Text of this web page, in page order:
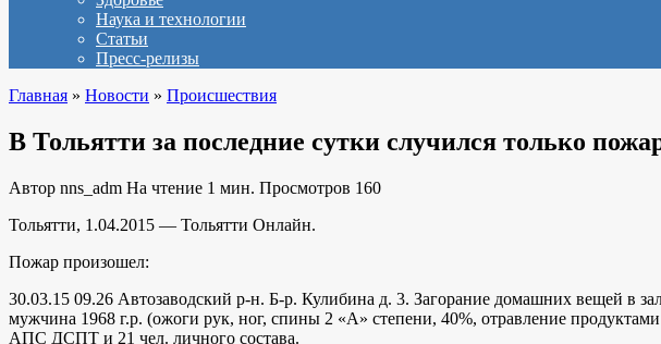
Наука и технологии
Статьи
Пресс-релизы
Главная » Новости » Происшествия
В Тольятти за последние сутки случился только
Автор nns_adm На чтение 1 мин. Просмотров 160
Тольятти, 1.04.2015 — Тольятти Онлайн.
Пожар произошел:
30.03.15 09.26 Автозаводский р-н. Б-р. Кулибина д. 3. Загорание домашних вещей в
мужчина 1968 г.р. (ожоги рук, ног, спины 2 «А» степени, 40%, отравление
АПС ДСПТ и 21 чел. личного состава.